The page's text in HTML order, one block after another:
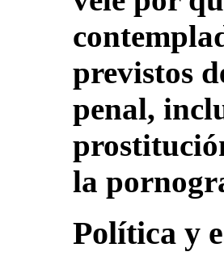
previstos
penal,
la
Política y